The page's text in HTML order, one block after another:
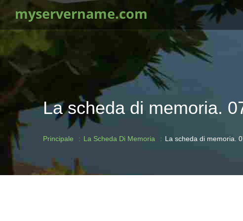
myservername.com
La scheda di memoria.
Principale La Scheda Di Memoria La scheda di memoria.